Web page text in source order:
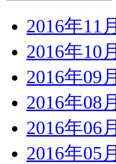
2016年11月
2016年10月
2016年09月
2016年08月
2016年06月
2016年05月